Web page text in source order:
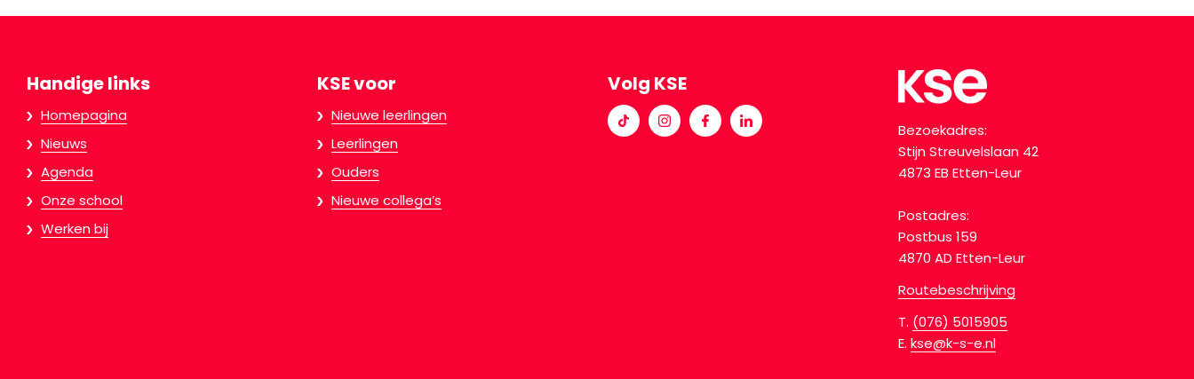
Handige links
Homepagina
Nieuws
Agenda
Onze school
Werken bij
KSE voor
Nieuwe leerlingen
Leerlingen
Ouders
Nieuwe collega’s
Volg KSE
Bezoekadres:
Stijn Streuvelslaan 42
4873 EB Etten-Leur
Postadres:
Postbus 159
4870 AD Etten-Leur
Routebeschrijving
T. (076) 5015905
E. kse@k-s-e.nl